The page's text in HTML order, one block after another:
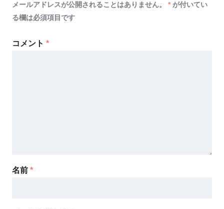
メールアドレスが公開されることはありません。 * が付いてい
る欄は必須項目です
コメント *
名前 *